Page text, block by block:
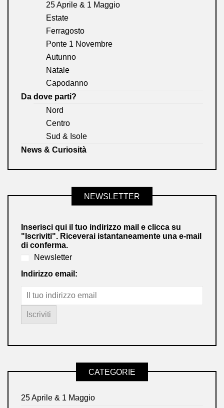
25 Aprile & 1 Maggio
Estate
Ferragosto
Ponte 1 Novembre
Autunno
Natale
Capodanno
Da dove parti?
Nord
Centro
Sud & Isole
News & Curiosità
NEWSLETTER
Inserisci qui il tuo indirizzo mail e clicca su
"Iscriviti". Riceverai istantaneamente una e-mail
di conferma.
Newsletter
Indirizzo email:
CATEGORIE
25 Aprile & 1 Maggio